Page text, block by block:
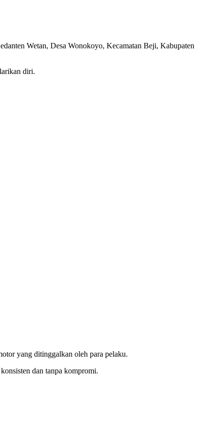
Wetan, Desa Wonokoyo, Kecamatan Beji, Kabupaten
diri.
yang ditinggalkan oleh para pelaku.
dan tanpa kompromi.